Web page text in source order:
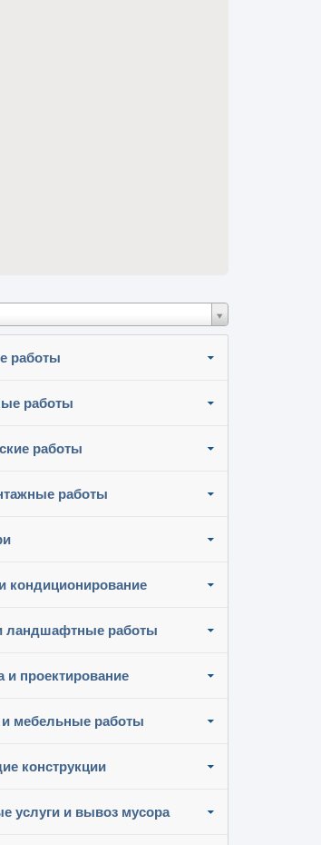
работы
работы
работы
работы
кондиционирование
ландшафтные работы
и проектирование
мебельные работы
конструкции
услуги и вывоз мусора